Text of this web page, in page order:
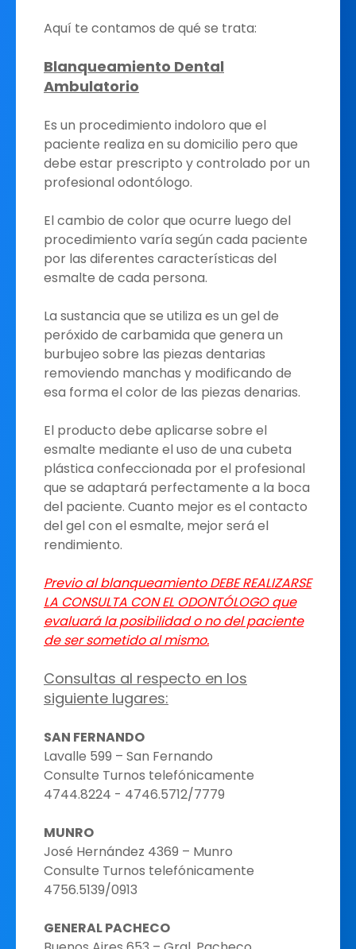
Aquí te contamos de qué se trata:
Blanqueamiento Dental
Ambulatorio
Es un procedimiento indoloro que el
paciente realiza en su domicilio pero que
debe estar prescripto y controlado por un
profesional odontólogo.
El cambio de color que ocurre luego del
procedimiento varía según cada paciente
por las diferentes características del
esmalte de cada persona.
La sustancia que se utiliza es un gel de
peróxido de carbamida que genera un
burbujeo sobre las piezas dentarias
removiendo manchas y modificando de
esa forma el color de las piezas denarias.
El producto debe aplicarse sobre el
esmalte mediante el uso de una cubeta
plástica confeccionada por el profesional
que se adaptará perfectamente a la boca
del paciente. Cuanto mejor es el contacto
del gel con el esmalte, mejor será el
rendimiento.
Previo al blanqueamiento DEBE REALIZARSE
LA CONSULTA CON EL ODONTÓLOGO que
evaluará la posibilidad o no del paciente
de ser sometido al mismo.
Consultas al respecto en los
siguiente lugares:
SAN FERNANDO
Lavalle 599 – San Fernando
Consulte Turnos telefónicamente
4744.8224 - 4746.5712/7779
MUNRO
José Hernández 4369 – Munro
Consulte Turnos telefónicamente
4756.5139/0913
GENERAL PACHECO